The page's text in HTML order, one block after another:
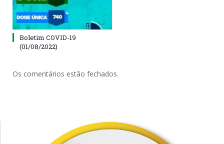
Boletim COVID-19
(01/08/2022)
Os comentários estão fechados.